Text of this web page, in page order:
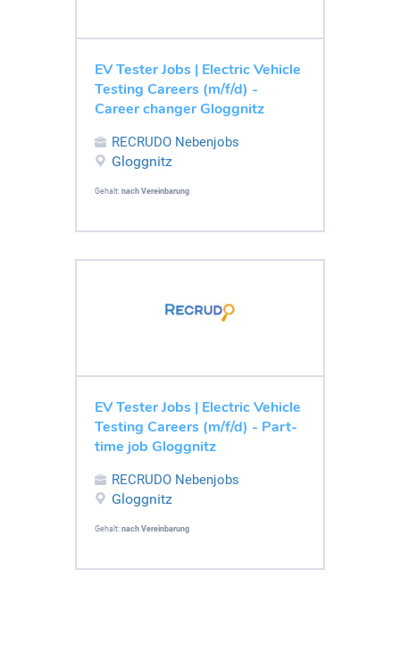
EV Tester Jobs | Electric Vehicle
Testing Careers (m/f/d) -
Career changer Gloggnitz
RECRUDO Nebenjobs
Gloggnitz
Gehalt: nach Vereinbarung
EV Tester Jobs | Electric Vehicle
Testing Careers (m/f/d) - Part-
time job Gloggnitz
RECRUDO Nebenjobs
Gloggnitz
Gehalt: nach Vereinbarung